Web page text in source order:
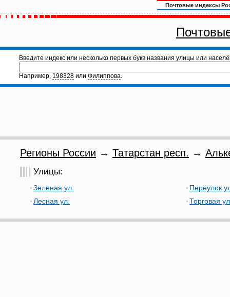
Почтовые индексы
Введите индекс или несколько первых букв названия улицы или
Например, 198328 или Филиппова.
Регионы России → Татарстан респ. →
Улицы:
Зеленая ул.
Лесная ул.
Переулок
Торговая